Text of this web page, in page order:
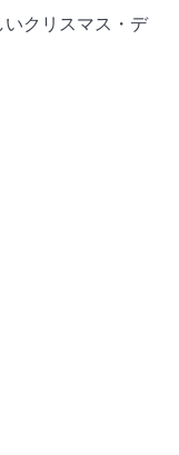
クリスマス・デ